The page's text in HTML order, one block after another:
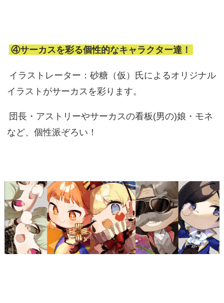
④サーカスを彩る個性的なキャラクター達！
イラストレーター：砂糖（仮）氏によるオリジナル
イラストがサーカスを彩ります。
団長・アストリーやサーカスの看板(男の)娘・モネ
など、個性派ぞろい！